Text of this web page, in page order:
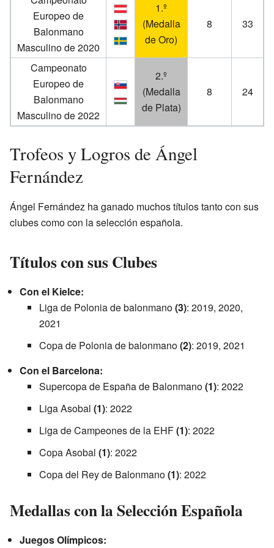
Europeo de
Balonmano
Masculino de 2020
1.º
(Medalla
de Oro)
8 33
Campeonato
Europeo de
Balonmano
Masculino de 2022
2.º
(Medalla
de Plata)
8 24
Trofeos y Logros de Ángel
Fernández
Ángel Fernández ha ganado muchos títulos tanto con sus
clubes como con la selección española.
Títulos con sus Clubes
Con el Kielce:
Liga de Polonia de balonmano(3): 2019, 2020,
2021
Copa de Polonia de balonmano(2): 2019, 2021
Con el Barcelona:
Supercopa de España de Balonmano(1): 2022
Liga Asobal (1): 2022
Liga de Campeones de la EHF(1): 2022
Copa Asobal (1): 2022
Copa del Rey de Balonmano(1): 2022
Medallas con la Selección Española
Juegos Olímpicos: